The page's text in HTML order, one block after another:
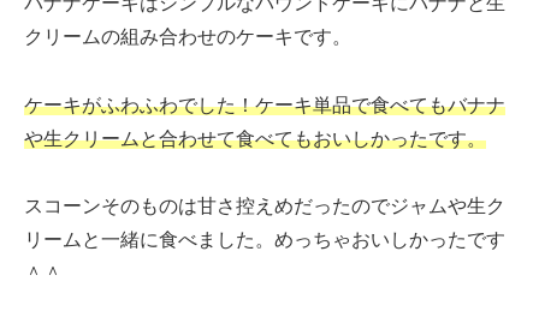
クリームの組み合わせのケーキです。
ケーキがふわふわでした！ケーキ単品で食べてもバナナ
や生クリームと合わせて食べてもおいしかったです。
スコーンそのものは甘さ控えめだったのでジャムや生ク
リームと一緒に食べました。めっちゃおいしかったです
＾＾